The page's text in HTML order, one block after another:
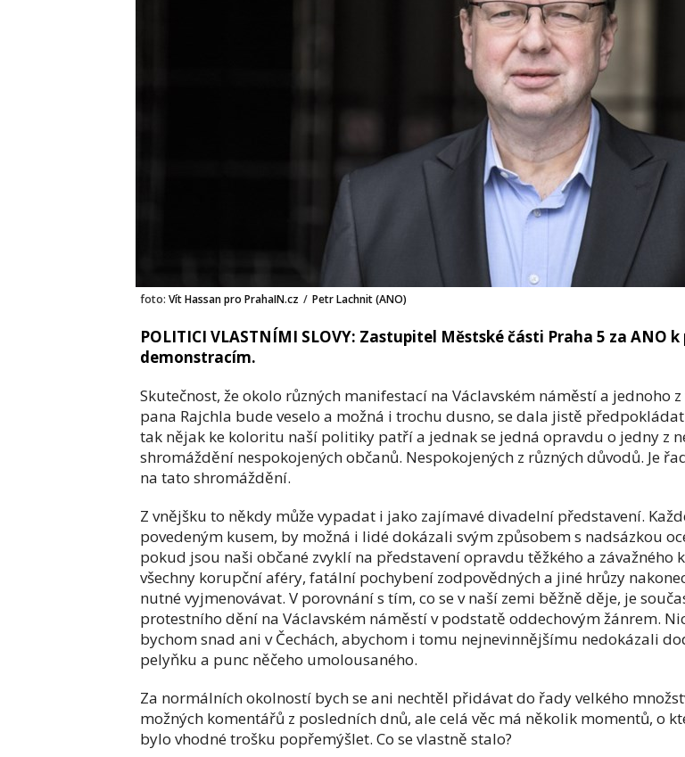
foto: Vít Hassan pro PrahaIN.cz / Petr Lachnit (ANO)
POLITICI VLASTNÍMI SLOVY: Zastupitel Městské části Praha 5 za ANO
demonstracím.
Skutečnost, že okolo různých manifestací na Václavském náměstí a jednoho
pana Rajchla bude veselo a možná i trochu dusno, se dala jistě
tak nějak ke koloritu naší politiky patří a jednak se jedná opravdu o jedny z
shromáždění nespokojených občanů. Nespokojených z různých důvodů. Je
na tato shromáždění.
Z vnějšku to někdy může vypadat i jako zajímavé divadelní představení.
povedeným kusem, by možná i lidé dokázali svým způsobem s nadsázkou
pokud jsou naši občané zvyklí na představení opravdu těžkého a závažného
všechny korupční aféry, fatální pochybení zodpovědných a jiné hrůzy
nutné vyjmenovávat. V porovnání s tím, co se v naší zemi běžně děje, je
protestního dění na Václavském náměstí v podstatě oddechovým žánrem.
bychom snad ani v Čechách, abychom i tomu nejnevinnějšímu nedokázali
pelyňku a punc něčeho umolousaného.
Za normálních okolností bych se ani nechtěl přidávat do řady velkého
možných komentářů z posledních dnů, ale celá věc má několik momentů, o
bylo vhodné trošku popřemýšlet. Co se vlastně stalo?